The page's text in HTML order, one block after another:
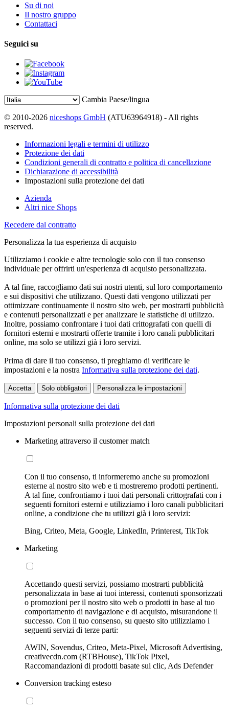
Su di noi
Il nostro gruppo
Contattaci
Seguici su
Cambia Paese/lingua
© 2010-2026 niceshops GmbH (ATU63964918) - All rights
reserved.
Informazioni legali e termini di utilizzo
Protezione dei dati
Condizioni generali di contratto e politica di cancellazione
Dichiarazione di accessibilità
Impostazioni sulla protezione dei dati
Azienda
Altri nice Shops
Recedere dal contratto
Personalizza la tua esperienza di acquisto
Utilizziamo i cookie e altre tecnologie solo con il tuo consenso
individuale per offrirti un'esperienza di acquisto personalizzata.
A tal fine, raccogliamo dati sui nostri utenti, sul loro comportamento
e sui dispositivi che utilizzano. Questi dati vengono utilizzati per
ottimizzare continuamente il nostro sito web, per mostrarti pubblicità
e contenuti personalizzati e per analizzare le statistiche di utilizzo.
Inoltre, possiamo confrontare i tuoi dati crittografati con quelli di
fornitori esterni e mostrarti offerte tramite i loro canali pubblicitari
online, ma solo se utilizzi già i loro servizi.
Prima di dare il tuo consenso, ti preghiamo di verificare le
impostazioni e la nostra Informativa sulla protezione dei dati.
Accetta Solo obbligatori Personalizza le impostazioni
Informativa sulla protezione dei dati
Impostazioni personali sulla protezione dei dati
Marketing attraverso il customer match
Con il tuo consenso, ti informeremo anche su promozioni
esterne al nostro sito web e ti mostreremo prodotti pertinenti.
A tal fine, confrontiamo i tuoi dati personali crittografati con i
seguenti fornitori esterni e utilizziamo i loro canali pubblicitari
online, a condizione che tu utilizzi già i loro servizi:
Bing, Criteo, Meta, Google, LinkedIn, Printerest, TikTok
Marketing
Accettando questi servizi, possiamo mostrarti pubblicità
personalizzata in base ai tuoi interessi, contenuti sponsorizzati
o promozioni per il nostro sito web o prodotti in base al tuo
comportamento di navigazione e di acquisto, misurandone il
successo. Con il tuo consenso, su questo sito utilizziamo i
seguenti servizi di terze parti:
AWIN, Sovendus, Criteo, Meta-Pixel, Microsoft Advertising,
creativecdn.com (RTBHouse), TikTok Pixel,
Raccomandazioni di prodotti basate sui clic, Ads Defender
Conversion tracking esteso